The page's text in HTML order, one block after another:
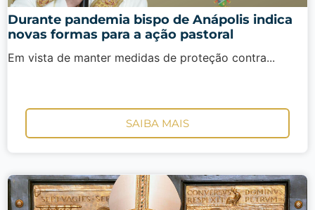
Durante pandemia bispo de Anápolis indica
novas formas para a ação pastoral
Em vista de manter medidas de proteção contra...
SAIBA MAIS